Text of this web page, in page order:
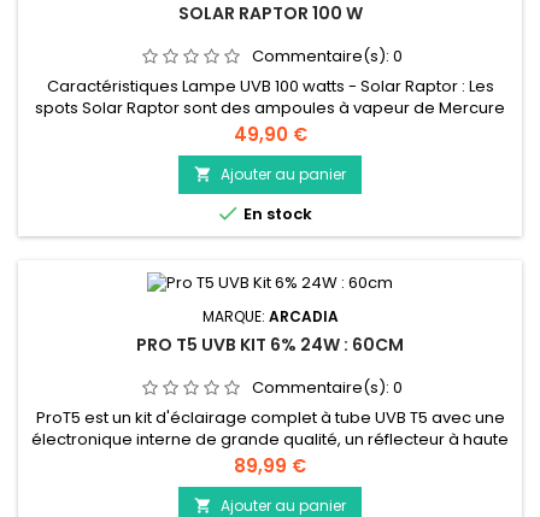
SOLAR RAPTOR 100 W
Commentaire(s): 0
Caractéristiques Lampe UVB 100 watts - Solar Raptor : Les
spots Solar Raptor sont des ampoules à vapeur de Mercure
produisant des rayons UVB dont l'innovation réside en
l'utilisation de vapeur de Sodium permetant un éclairage
d'une meilleure intensité et un rendu au plus proche de celui
du soleil. Les couleurs de vos reptiles seront vives et intenses.
Prix
49,90 €
 Ajouter au panier
 En stock
MARQUE: ARCADIA
PRO T5 UVB KIT 6% 24W : 60CM
Commentaire(s): 0
ProT5 est un kit d'éclairage complet à tube UVB T5 avec une
électronique interne de grande qualité, un réflecteur à haute
réfraction, un câble d'alimentation, un kit de raccords, un
câble de liaison et un tube UVB T5 Arcadia.
Prix
89,99 €
 Ajouter au panier